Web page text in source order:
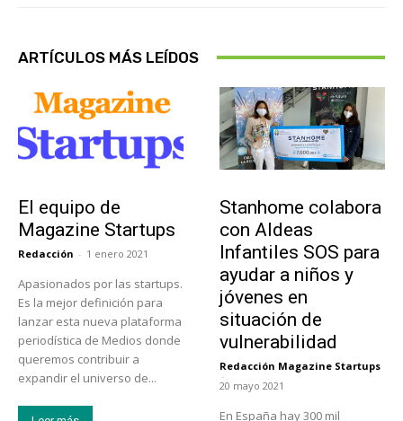
ARTÍCULOS MÁS LEÍDOS
El equipo de
Magazine Startups
Redacción - 1 enero 2021
Apasionados por las startups.
Es la mejor definición para
lanzar esta nueva plataforma
periodística de Medios donde
queremos contribuir a
expandir el universo de...
Stanhome colabora
con Aldeas
Infantiles SOS para
ayudar a niños y
jóvenes en
situación de
vulnerabilidad
Redacción Magazine Startups
-
20 mayo 2021
En España hay 300 mil